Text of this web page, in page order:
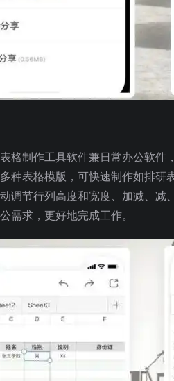
格制作工具软件兼日常办公软
种表格模版，可快速制作如排
调节行列高度和宽度、加减、
需求，更好地完成工作。